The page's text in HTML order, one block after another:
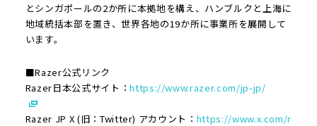
とシンガポールの2か所に本拠地を構え、ハンブルクと上海に
地域統括本部を置き、世界各地の19か所に事業所を展開して
います。
■Razer公式リンク
Razer日本公式サイト：https://www.razer.com/jp-jp/
Razer JP X (旧：Twitter) アカウント： https://www.x.com/r